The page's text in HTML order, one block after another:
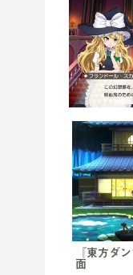
『東方ダ
面